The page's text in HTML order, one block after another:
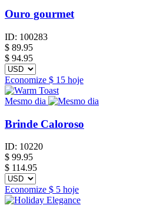
Ouro gourmet
ID: 100283
$ 89.95
$ 94.95
Economize $ 15 hoje
Mesmo dia
Brinde Caloroso
ID: 10220
$ 99.95
$ 114.95
Economize $ 5 hoje